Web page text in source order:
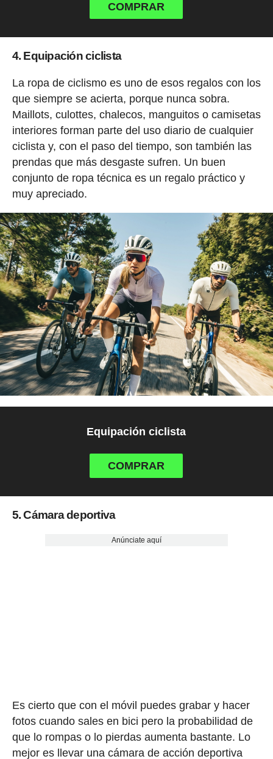
COMPRAR
4. Equipación ciclista
La ropa de ciclismo es uno de esos regalos con los
que siempre se acierta, porque nunca sobra.
Maillots, culottes, chalecos, manguitos o camisetas
interiores forman parte del uso diario de cualquier
ciclista y, con el paso del tiempo, son también las
prendas que más desgaste sufren. Un buen
conjunto de ropa técnica es un regalo práctico y
muy apreciado.
Equipación ciclista
COMPRAR
5. Cámara deportiva
Anúnciate aquí
Es cierto que con el móvil puedes grabar y hacer
fotos cuando sales en bici pero la probabilidad de
que lo rompas o lo pierdas aumenta bastante. Lo
mejor es llevar una cámara de acción deportiva